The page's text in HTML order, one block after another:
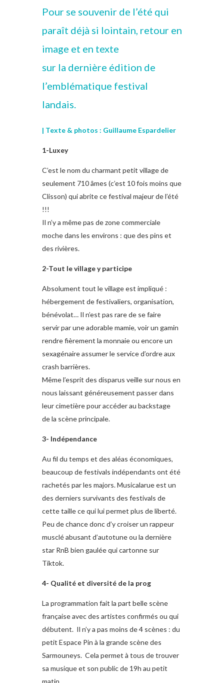
Pour se souvenir de l’été qui
paraît déjà si lointain, retour en
image et en texte
sur la dernière édition de
l’emblématique festival
landais.
| Texte & photos : Guillaume Espardelier
1-Luxey
C’est le nom du charmant petit village de
seulement 710 âmes (c’est 10 fois moins que
Clisson) qui abrite ce festival majeur de l’été
!!!
Il n’y a même pas de zone commerciale
moche dans les environs : que des pins et
des rivières.
2-Tout le village y participe
Absolument tout le village est impliqué :
hébergement de festivaliers, organisation,
bénévolat… Il n’est pas rare de se faire
servir par une adorable mamie, voir un gamin
rendre fièrement la monnaie ou encore un
sexagénaire assumer le service d’ordre aux
crash barrières.
Même l’esprit des disparus veille sur nous en
nous laissant généreusement passer dans
leur cimetière pour accéder au backstage
de la scène principale.
3- Indépendance
Au fil du temps et des aléas économiques,
beaucoup de festivals indépendants ont été
rachetés par les majors. Musicalarue est un
des derniers survivants des festivals de
cette taille ce qui lui permet plus de liberté.
Peu de chance donc d’y croiser un rappeur
musclé abusant d’autotune ou la dernière
star RnB bien gaulée qui cartonne sur
Tiktok.
4- Qualité et diversité de la prog
La programmation fait la part belle scène
française avec des artistes confirmés ou qui
débutent. Il n’y a pas moins de 4 scènes : du
petit Espace Pin à la grande scène des
Sarmouneys. Cela permet à tous de trouver
sa musique et son public de 19h au petit
matin.